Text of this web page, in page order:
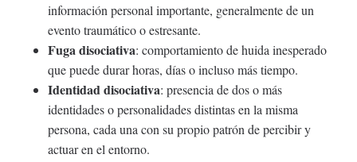
información personal importante, generalmente de un
evento traumático o estresante.
Fuga disociativa: comportamiento de huida inesperado
que puede durar horas, días o incluso más tiempo.
Identidad disociativa: presencia de dos o más
identidades o personalidades distintas en la misma
persona, cada una con su propio patrón de percibir y
actuar en el entorno.